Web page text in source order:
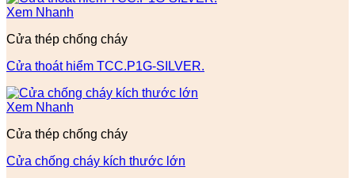
Xem Nhanh
Cửa thép chống cháy
Cửa thoát hiểm TCC.P1G-SILVER.
Xem Nhanh
Cửa thép chống cháy
Cửa chống cháy kích thước lớn